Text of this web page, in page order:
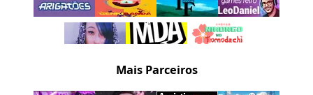
Mais Parceiros